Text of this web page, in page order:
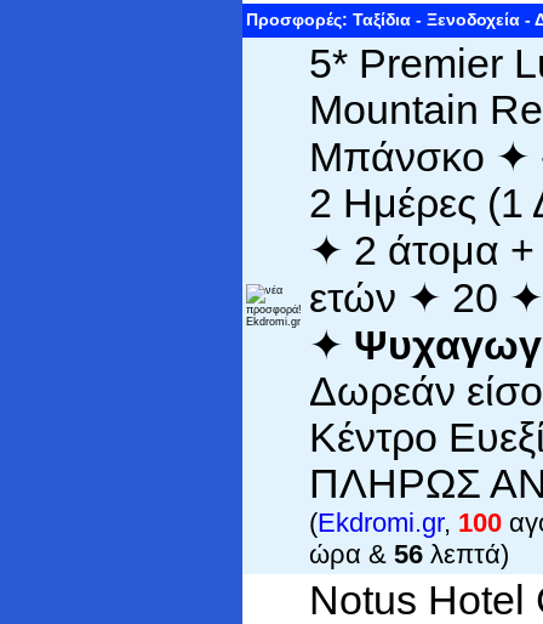
Προσφορές: Ταξίδια - Ξενοδοχεία -
5* Premier
Mountain
Μπάνσκο ✦
2 Ημέρες (1
✦ 2 άτομα +
ετών ✦ 20
✦
Δωρεάν
Κέντρο
ΠΛΗΡΩΣ
(Ekdromi.gr, 100
ώρα & 56 λεπτά)
Notus Hotel